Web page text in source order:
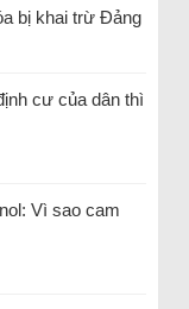
bị khai trừ Đảng
cư của dân thì
Vì sao cam